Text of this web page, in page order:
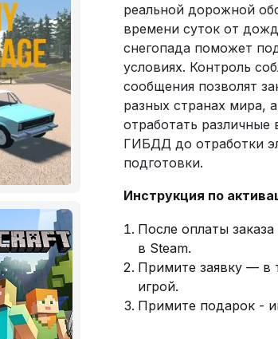
реальной дорожной
времени суток от
снегопада поможет
условиях. Контроль
сообщения позволят
разных странах мира,
отработать
ГИБДД до отработки
подготовки.
Инструкция по
После оплаты
в Steam.
Примите заявку — в
игрой.
Примите подарок -